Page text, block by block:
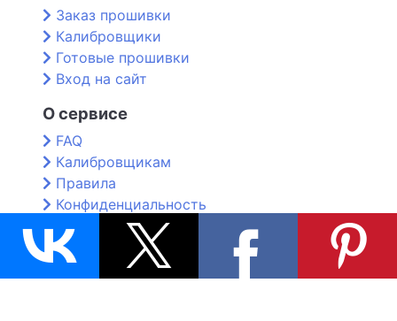
Заказ прошивки
Калибровщики
Готовые прошивки
Вход на сайт
О сервисе
FAQ
Калибровщикам
Правила
Конфиденциальность
Контакты